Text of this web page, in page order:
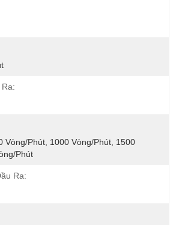
Vòng/phút, 1000 Vòng/phút, 1500
phút
Ra: